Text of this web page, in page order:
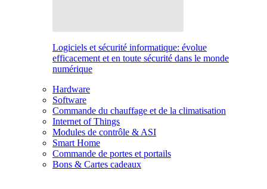
Logiciels et sécurité informatique: évolue
efficacement et en toute sécurité dans le monde
numérique
Hardware
Software
Commande du chauffage et de la climatisation
Internet of Things
Modules de contrôle & ASI
Smart Home
Commande de portes et portails
Bons & Cartes cadeaux